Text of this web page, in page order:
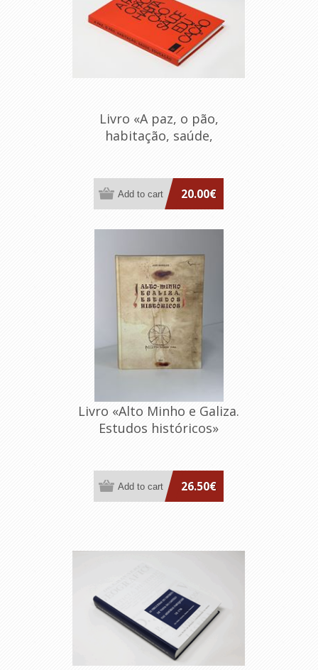
Livro «A paz, o pão,
habitação, saúde,
20.00€
Livro «Alto Minho e Galiza.
Estudos históricos»
26.50€